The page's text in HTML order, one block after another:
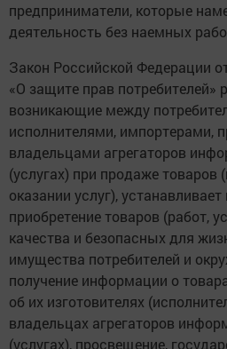
предприниматели, которые
деятельность без наемных
Закон Российской Федерации
«О защите прав потребителей»
возникающие между
исполнителями, импортерами,
владельцами агрегаторов
(услугах) при продаже товаров
оказании услуг),
приобретение товаров (работ,
качества и безопасных для
имущества потребителей и
получение информации о
об их изготовителях
владельцах агрегаторов
(услугах), просвещение,